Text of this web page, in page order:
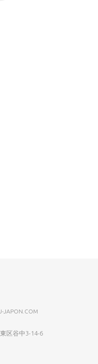
JAPON.COM
区谷中3-14-6